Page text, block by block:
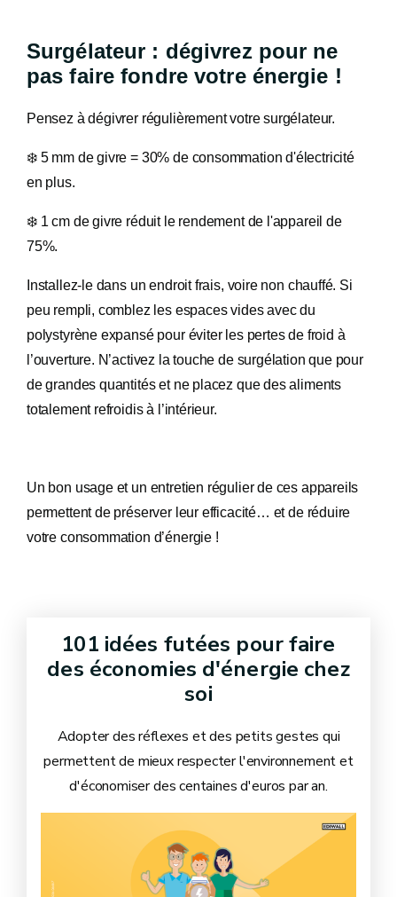
Surgélateur : dégivrez pour ne
pas faire fondre votre énergie !
Pensez à dégivrer régulièrement votre surgélateur.
❄️ 5 mm de givre = 30% de consommation d'électricité
en plus.
❄️ 1 cm de givre réduit le rendement de l'appareil de
75%.
Installez-le dans un endroit frais, voire non chauffé. Si
peu rempli, comblez les espaces vides avec du
polystyrène expansé pour éviter les pertes de froid à
l’ouverture. N’activez la touche de surgélation que pour
de grandes quantités et ne placez que des aliments
totalement refroidis à l’intérieur.
Un bon usage et un entretien régulier de ces appareils
permettent de préserver leur efficacité… et de réduire
votre consommation d’énergie !
101 idées futées pour faire
des économies d'énergie chez
soi
Adopter des réflexes et des petits gestes qui
permettent de mieux respecter l'environnement et
d'économiser des centaines d'euros par an.